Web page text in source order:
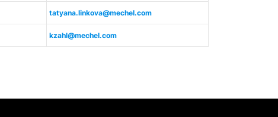
tatyana.linkova@mechel.com
kzahl@mechel.com